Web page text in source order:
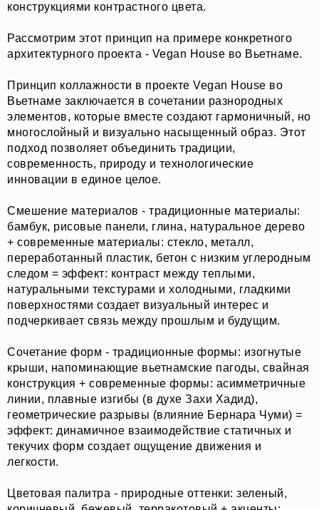
конструкциями контрастного цвета.
Рассмотрим этот принцип на примере конкретного
архитектурного проекта - Vegan House во Вьетнаме.
Принцип коллажности в проекте Vegan House во
Вьетнаме заключается в сочетании разнородных
элементов, которые вместе создают гармоничный, но
многослойный и визуально насыщенный образ. Этот
подход позволяет объединить традиции,
современность, природу и технологические
инновации в единое целое.
Смешение материалов - традиционные материалы:
бамбук, рисовые панели, глина, натуральное дерево
+ современные материалы: стекло, металл,
переработанный пластик, бетон с низким углеродным
следом = эффект: контраст между теплыми,
натуральными текстурами и холодными, гладкими
поверхностями создает визуальный интерес и
подчеркивает связь между прошлым и будущим.
Сочетание форм - традиционные формы: изогнутые
крыши, напоминающие вьетнамские пагоды, свайная
конструкция + современные формы: асимметричные
линии, плавные изгибы (в духе Захи Хадид),
геометрические разрывы (влияние Бернара Чуми) =
эффект: динамичное взаимодействие статичных и
текучих форм создает ощущение движения и
легкости.
Цветовая палитра - природные оттенки: зеленый,